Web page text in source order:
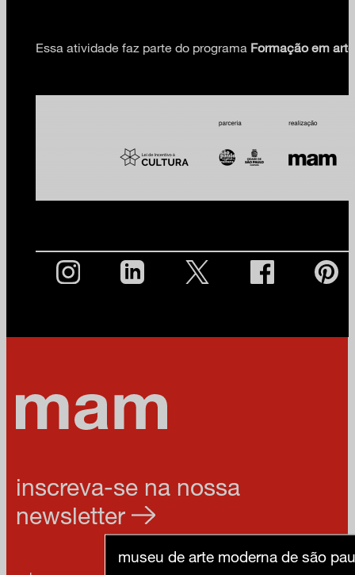
Essa atividade faz parte do programa Formação em
inscreva-se na nossa
newsletter
museu de arte moderna de são